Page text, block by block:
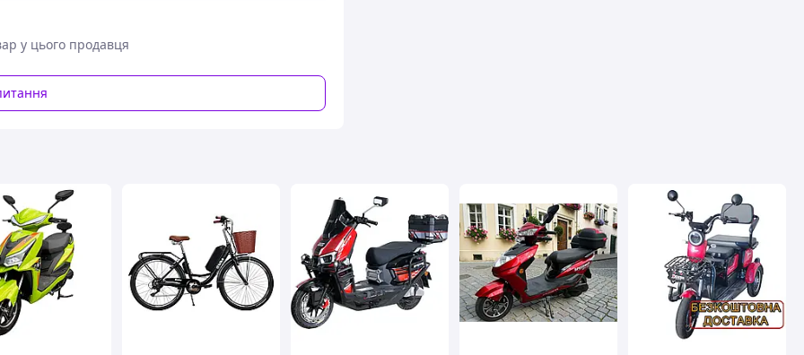
інновацій. Двигун 1500 Вт, акумулятор
амортизація, унікальний дизайн та
Гарантія 12 міс. та безкоштовна доставка
у цього продавця